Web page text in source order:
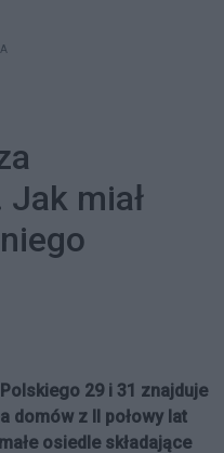
podatników posiadających
miał
29 i 31 znajduje
domów z II połowy lat
osiedle składające